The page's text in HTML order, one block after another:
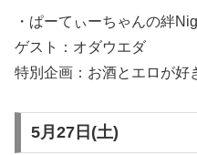
・ぱーてぃーちゃんの絆
ゲスト：オダウエダ
特別企画：お酒とエロが好
5月27日(土)